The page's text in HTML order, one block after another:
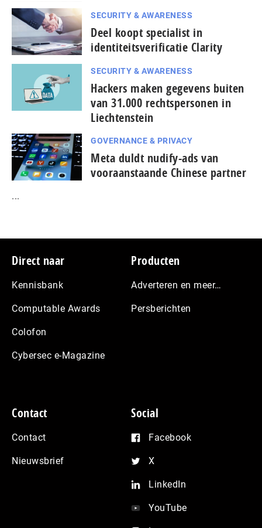
SECURITY & AWARENESS
Deel koopt specialist in
identiteitsverificatie Clarity
SECURITY & AWARENESS
Hackers maken gegevens buiten
van 31.000 rechtspersonen in
Liechtenstein
GOVERNANCE & PRIVACY
Meta duldt nudify-ads van
vooraanstaande Chinese partner
...
Footer
Direct naar
Kennisbank
Computable Awards
Colofon
Cybersec e-Magazine
Producten
Adverteren en meer…
Persberichten
Contact
Contact
Nieuwsbrief
Social
Facebook
X
LinkedIn
YouTube